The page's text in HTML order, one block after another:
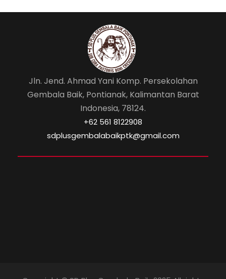
Jln. Jend. Ahmad Yani Komp. Persekolahan
Gembala Baik, Pontianak, Kalimantan Barat
Indonesia, 78124.
‎+62 561 8122908
sdplusgembalabaikptk@gmail.com